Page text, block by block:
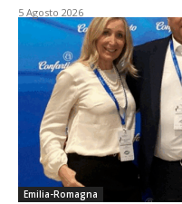
5 Agosto 2026
Emilia-Romagna